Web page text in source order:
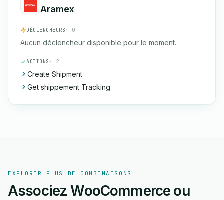
Aramex
DÉCLENCHEURS · 0
Aucun déclencheur disponible pour le moment.
ACTIONS · 2
Create Shipment
Get shippement Tracking
EXPLORER PLUS DE COMBINAISONS
Associez WooCommerce ou